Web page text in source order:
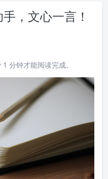
，文心一言！
分钟才能阅读完成。